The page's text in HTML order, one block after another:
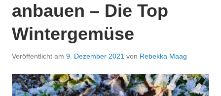
anbauen – Die Top
Wintergemüse
Veröffentlicht am 9. Dezember 2021 von Rebekka Maag